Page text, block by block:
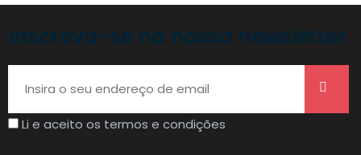
Inscreva-se na nossa newsletter
Li e aceito os termos e condições